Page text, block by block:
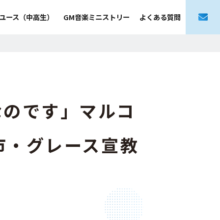
ユース（中高生） GM音楽ミニストリー よくある質問
です」マルコ
グレース宣教